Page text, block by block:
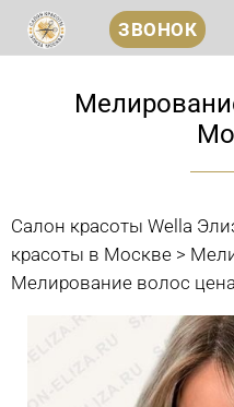
ЗВОНОК
Салон красоты Wella
красоты в Москве >
Мелирование волос